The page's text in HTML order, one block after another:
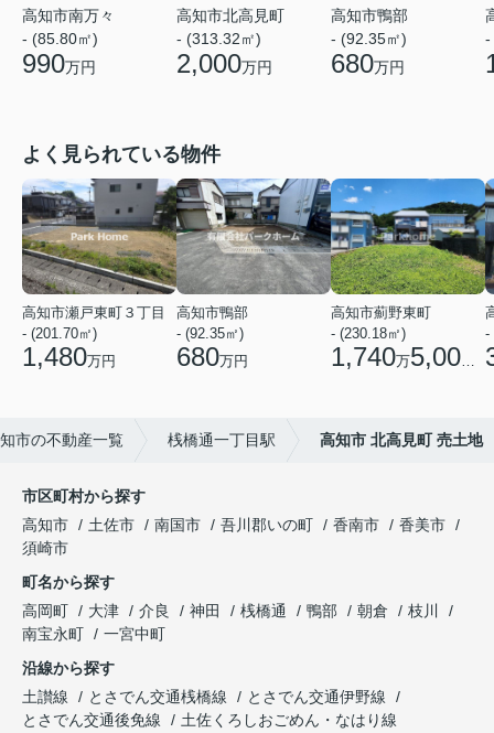
高知市南万々
- (85.80㎡)
990万円
高知市北高見町
- (313.32㎡)
2,000万円
高知市鴨部
- (92.35㎡)
680万円
-
よく見られている物件
高知市瀬戸東町３丁目
- (201.70㎡)
1,480万円
高知市鴨部
- (92.35㎡)
680万円
高知市薊野東町
- (230.18㎡)
1,740万5,000 円
-
市の不動産一覧 桟橋通一丁目駅 高知市 北高見町 売土地
市区町村から探す
高知市
土佐市 南国市 吾川郡いの町 香南市
香美市
須崎市
町名から探す
高岡町
大津 介良 神田 桟橋通 鴨部 朝倉
枝川
南宝永町
一宮中町
沿線から探す
土讃線
とさでん交通桟橋線
とさでん交通伊野線
とさでん交通後免線
土佐くろしおごめん・なはり線